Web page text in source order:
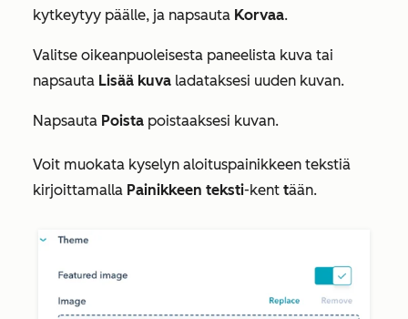
kytkeytyy päälle, ja napsauta Korvaa.
Valitse oikeanpuoleisesta paneelista kuva tai
napsauta Lisää kuva ladataksesi uuden kuvan.
Napsauta Poista poistaaksesi kuvan.
Voit muokata kyselyn aloituspainikkeen tekstiä
kirjoittamalla Painikkeen teksti-kent tään.